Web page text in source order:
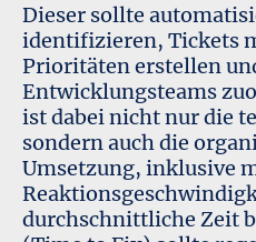
Dieser sollte
identifizieren, Tickets
Prioritäten erstellen
Entwicklungsteams
ist dabei nicht nur die
sondern auch die
Umsetzung, inklusive
durchschnittliche Zeit